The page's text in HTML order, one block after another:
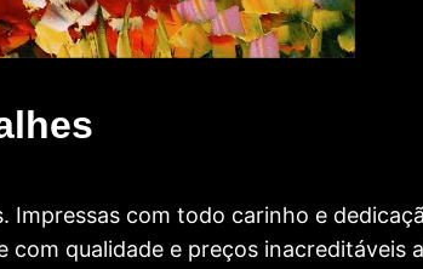
com todo carinho e
qualidade e preços inacreditáveis